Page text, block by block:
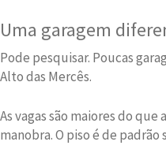
Uma garagem
Pode pesquisar. Poucas
Alto das Mercês.
As vagas são maiores do
manobra. O piso é de padrão